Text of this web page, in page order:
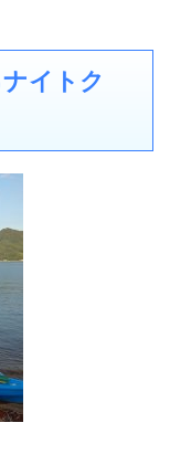
イトク